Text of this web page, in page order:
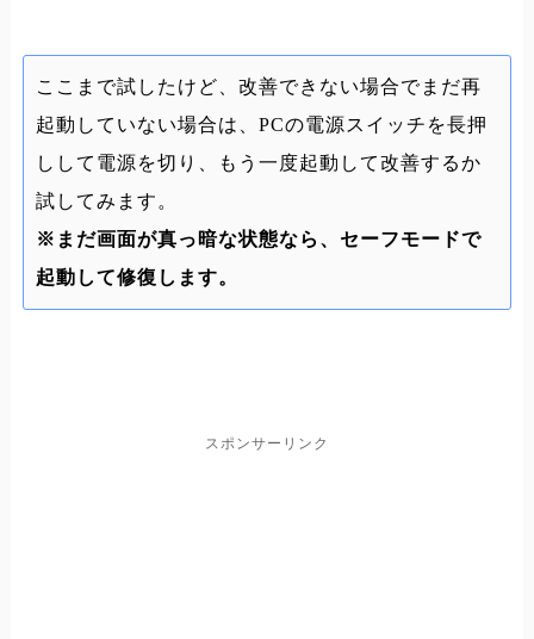
ここまで試したけど、改善できない場合でまだ再
起動していない場合は、PCの電源スイッチを長押
しして電源を切り、もう一度起動して改善するか
試してみます。
※まだ画面が真っ暗な状態なら、セーフモードで
起動して修復します。
スポンサーリンク